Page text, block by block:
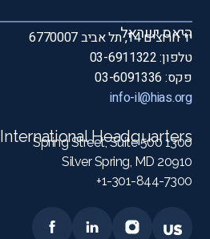
היאס ישראל
יד חרוצים 14, תל אביב 6770007
טלפון: 03-6911322
פקס: 03-6091336
info-il@hias.org
International Headquarters
1300 Spring Street, Suite 500
Silver Spring, MD 20910
1-301-844-7300+